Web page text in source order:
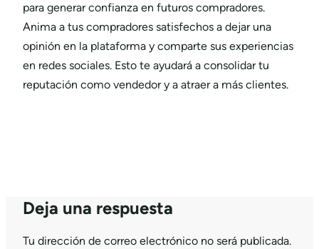
para generar confianza en futuros compradores.
Anima a tus compradores satisfechos a dejar una
opinión en la plataforma y comparte sus experiencias
en redes sociales. Esto te ayudará a consolidar tu
reputación como vendedor y a atraer a más clientes.
Deja una respuesta
Tu dirección de correo electrónico no será publicada.